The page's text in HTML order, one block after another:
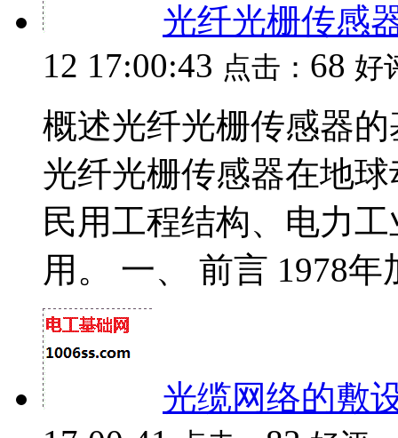
光纤光栅传感
12 17:00:43 点击： 68 好
概述光纤光栅传感器
光纤光栅传感器在地
民用工程结构、电力
用。 一、 前言 1978年
光缆网络的敷